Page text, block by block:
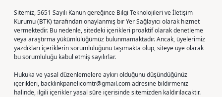
Sitemiz, 5651 Sayılı Kanun gereğince Bilgi Teknolojileri ve İletişim
Kurumu (BTK) tarafından onaylanmış bir Yer Sağlayıcı olarak hizmet
vermektedir. Bu nedenle, sitedeki içerikleri proaktif olarak denetleme
veya araştırma yükümlülüğümüz bulunmamaktadır. Ancak, üyelerimiz
yazdıkları içeriklerin sorumluluğunu taşımakta olup, siteye üye olarak
bu sorumluluğu kabul etmiş sayılırlar.
Hukuka ve yasal düzenlemelere aykırı olduğunu düşündüğünüz
içerikleri, backlinkpanelicomtr@gmail.comadresine bildirmeniz
halinde, ilgili içerikler yasal süre içerisinde sitemizden kaldırılacaktır.